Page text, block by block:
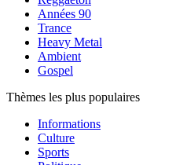
Années 90
Trance
Heavy Metal
Ambient
Gospel
Thèmes les plus populaires
Informations
Culture
Sports